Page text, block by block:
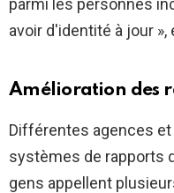
parmi les personnes
avoir d'identité à jour »,
Amélioration des
Différentes agences
systèmes de rapports
gens appellent